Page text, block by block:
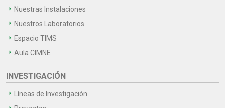
Nuestras Instalaciones
Nuestros Laboratorios
Espacio TIMS
Aula CIMNE
INVESTIGACIÓN
Líneas de Investigación